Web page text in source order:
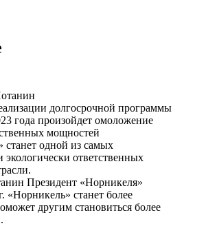
долгосрочной программы
года произойдет омоложение
мощностей
станет одной из самых
ответственных
Президент «Норникеля»
«Норникель» станет более
другим становиться более